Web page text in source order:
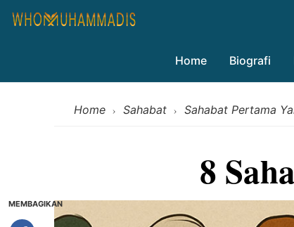
Home Biografi
Home › Sahabat › Sahabat Pertama
8
MEMBAGIKAN